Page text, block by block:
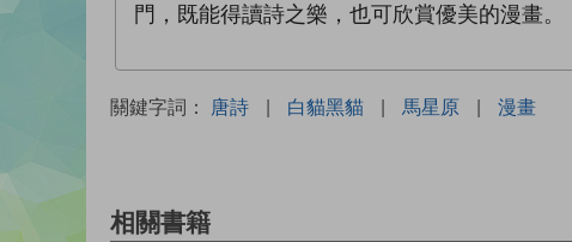
門，既能得讀詩之樂，也可欣賞優美的漫畫。
關鍵字詞： 唐詩 | 白貓黑貓 | 馬星原 | 漫畫
相關書籍